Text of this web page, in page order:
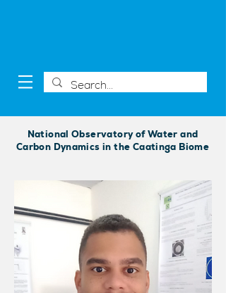
National Observatory of Water and
Carbon Dynamics in the Caatinga Biome